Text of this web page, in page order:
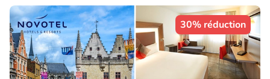
30% réduction